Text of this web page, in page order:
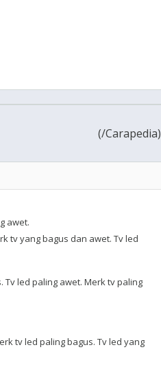
(/Carapedia)
awet.
tv yang bagus dan awet. Tv led
Tv led paling awet. Merk tv paling
tv led paling bagus. Tv led yang